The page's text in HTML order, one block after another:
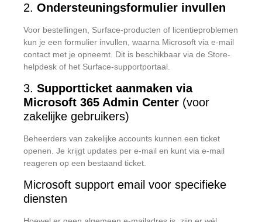
2. Ondersteuningsformulier invullen
Voor bestellingen, Surface-producten of licentieproblemen
kun je een formulier invullen, waarna Microsoft via e-mail
contact met je opneemt. Dit is beschikbaar via de Store-
helpdesk of het Surface-supportportaal.
3. Supportticket aanmaken via
Microsoft 365 Admin Center (voor
zakelijke gebruikers)
Beheerders van zakelijke accounts kunnen een ticket
openen. Je krijgt updates per e-mail en kunt via e-mail
reageren op een bestaand ticket.
Microsoft support email voor specifieke
diensten